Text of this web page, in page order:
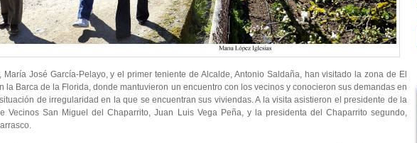
María José García-Pelayo, y el primer teniente de Alcalde, Antonio Saldaña, han visitado la zona de El
la Barca de la Florida, donde mantuvieron un encuentro con los vecinos y conocieron sus demandas en
de irregularidad en la que se encuentran sus viviendas. A la visita asistieron el presidente de la
Vecinos San Miguel del Chaparrito, Juan Luis Vega Peña, y la presidenta del Chaparrito segundo,